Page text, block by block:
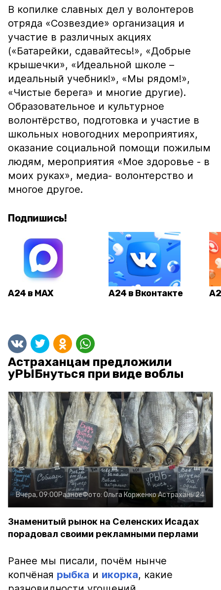
В копилке славных дел у волонтеров
отряда «Созвездие» организация и
участие в различных акциях
(«Батарейки, сдавайтесь!», «Добрые
крышечки», «Идеальной школе –
идеальный учебник!», «Мы рядом!»,
«Чистые берега» и многие другие).
Образовательное и культурное
волонтёрство, подготовка и участие в
школьных новогодних мероприятиях,
оказание социальной помощи пожилым
людям, мероприятия «Мое здоровье - в
моих руках», медиа- волонтерство и
многое другое.
Подпишись!
А24 в MAX А24 в Вконтакте
Астраханцам предложили
уРЫБнуться при виде воблы
Вчера, 09:00РазноеФото: Ольга КорженкоАстрахань 24
Знаменитый рынок на Селенских Исадах
порадовал своими рекламными перлами
Ранее мы писали, почём нынче
копчёная рыбка и икорка, какие